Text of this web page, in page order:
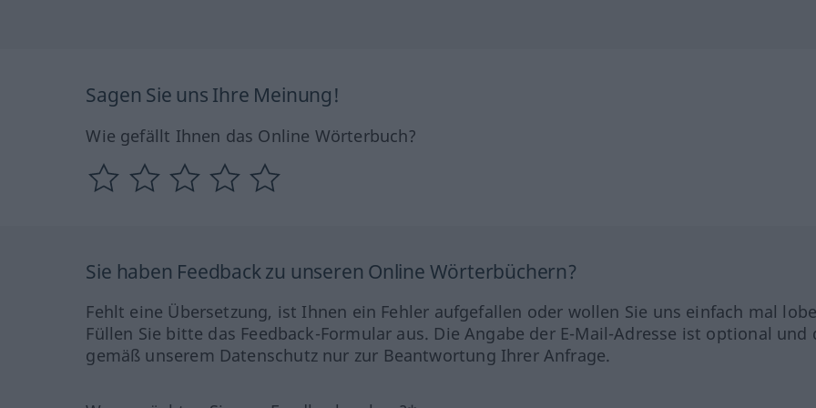
Sagen Sie uns Ihre Meinung!
Wie gefällt Ihnen das Online Wörterbuch?
Sie haben Feedback zu unseren Online Wörterbüchern?
Fehlt eine Übersetzung, ist Ihnen ein Fehler aufgefallen oder wollen Sie uns einfach mal
Füllen Sie bitte das Feedback-Formular aus. Die Angabe der E-Mail-Adresse ist optional und
gemäß unserem Datenschutz nur zur Beantwortung Ihrer Anfrage.